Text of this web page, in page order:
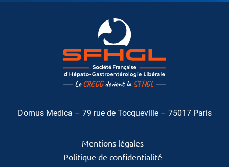
Domus Medica – 79 rue de Tocqueville – 75017 Paris
Mentions légales
Politique de confidentialité